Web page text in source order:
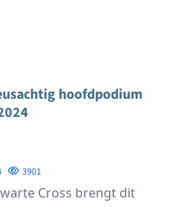
hoofdpodium
3901
Cross brengt dit